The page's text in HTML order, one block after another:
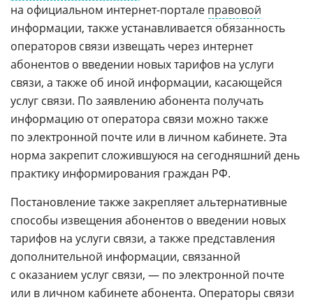
на официальном интернет-портале правовой
информации, также устанавливается обязанность
операторов связи извещать через интернет
абонентов о введении новых тарифов на услуги
связи, а также об иной информации, касающейся
услуг связи. По заявлению абонента получать
информацию от оператора связи можно также
по электронной почте или в личном кабинете. Эта
норма закрепит сложившуюся на сегодняшний день
практику информирования граждан РФ.
Постановление также закрепляет альтернативные
способы извещения абонентов о введении новых
тарифов на услуги связи, а также представления
дополнительной информации, связанной
с оказанием услуг связи, — по электронной почте
или в личном кабинете абонента. Операторы связи